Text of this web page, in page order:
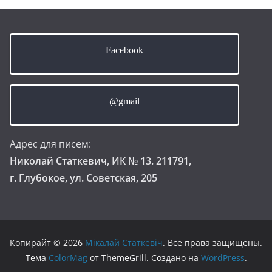
Facebook
@gmail
Адрес для писем:
Николай Статкевич, ИК № 13. 211791,
г. Глубокое, ул. Советская, 205
Копирайт © 2026 Мікалай Статкевіч. Все права защищены.
Тема ColorMagот ThemeGrill. Создано на WordPress.